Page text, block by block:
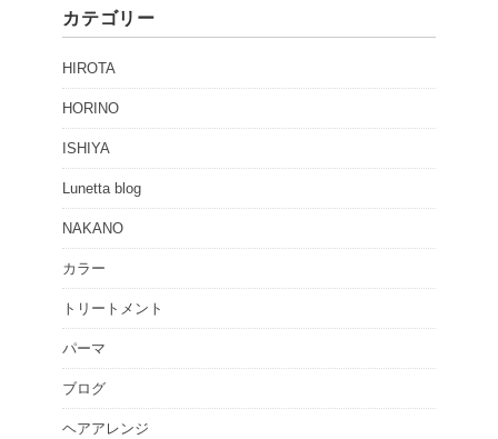
カテゴリー
HIROTA
HORINO
ISHIYA
Lunetta blog
NAKANO
カラー
トリートメント
パーマ
ブログ
ヘアアレンジ